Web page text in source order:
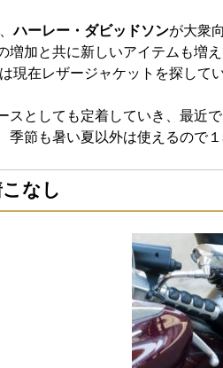
ハーレー・ダビッドソンが大衆
増加と共に新しいアイテムも増え
現在レザージャケットを探して
スとしても定着していき、最近
季節も暑い夏以外は使えるので
なし